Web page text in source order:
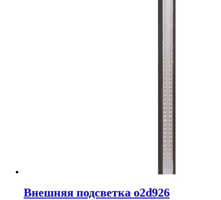
Внешняя подсветка o2d926